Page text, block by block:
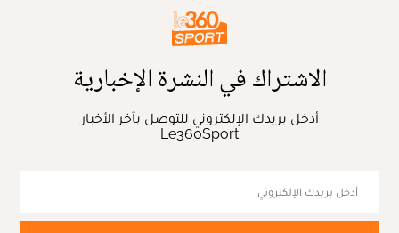
الاشتراك في النشرة الإخبارية
أدخل بريدك الإلكتروني للتوصل بآخر الأخبار
Le360Sport